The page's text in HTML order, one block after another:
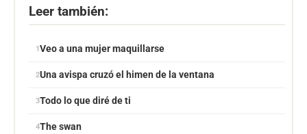
Leer también:
Veo a una mujer maquillarse
Una avispa cruzó el himen de la ventana
Todo lo que diré de ti
The swan